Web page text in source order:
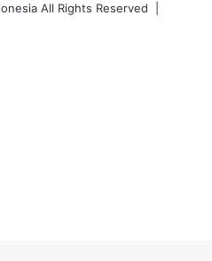
All Rights Reserved |